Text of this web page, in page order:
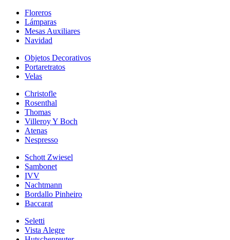
Floreros
Lámparas
Mesas Auxiliares
Navidad
Objetos Decorativos
Portaretratos
Velas
Christofle
Rosenthal
Thomas
Villeroy Y Boch
Atenas
Nespresso
Schott Zwiesel
Sambonet
IVV
Nachtmann
Bordallo Pinheiro
Baccarat
Seletti
Vista Alegre